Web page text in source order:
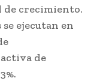
de crecimiento.
ejecutan en
de